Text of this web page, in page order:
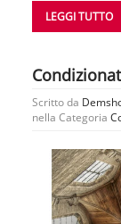
LEGGI TUTTO
Scritto da
nella Categoria